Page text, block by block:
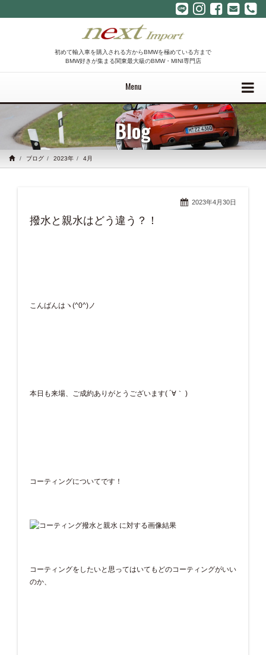
初めて輸入車を購入される方からBMWを極めている方まで
BMW好きが集まる関東最大級のBMW・MINI専門店
Menu
Blog
ブログ 2023年 4月
2023年4月30日
撥水と親水はどう違う？！
こんばんはヽ(^0^)ノ
本日も来場、ご成約ありがとうございます( ´∀｀ )
コーティングについてです！
コーティングをしたいと思ってはいてもどのコーティングがいい
のか、